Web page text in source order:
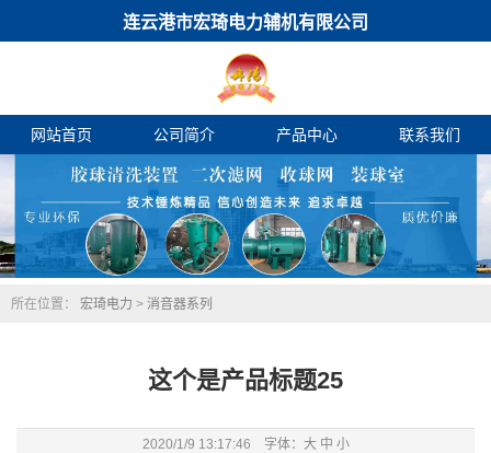
连云港市宏琦电力辅机有限公司
网站首页 公司简介 产品中心 联系我们
所在位置： 宏琦电力 > 消音器系列
这个是产品标题25
2020/1/9 13:17:46 字体： 大 中 小